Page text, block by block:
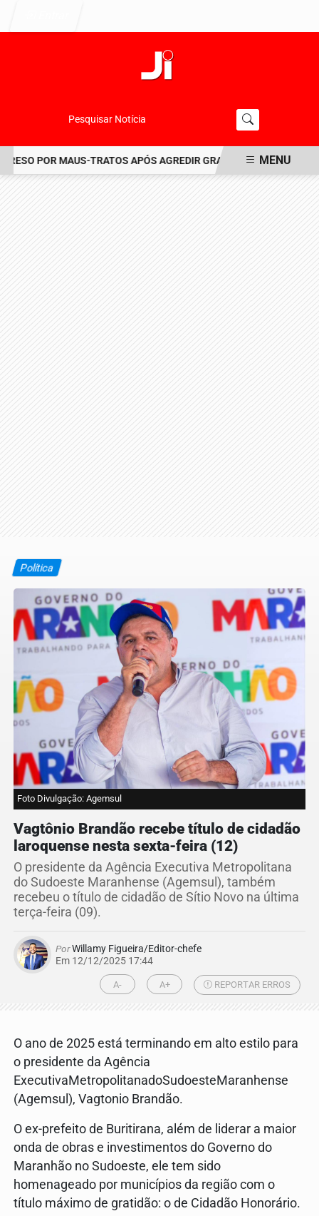
Pesquisar Notícia
POR MAUS-TRATOS APÓS AGREDIR GRAVEMENTE CACHORRO
MENU
Política
Foto Divulgação: Agemsul
Vagtônio Brandão recebe título de cidadão
laroquense nesta sexta-feira (12)
O presidente da Agência Executiva Metropolitana
do Sudoeste Maranhense (Agemsul), também
recebeu o título de cidadão de Sítio Novo na última
terça-feira (09).
PorWillamy Figueira/Editor-chefe
Em 12/12/2025 17:44
A- A+ REPORTAR ERROS
O ano de 2025 está terminando em alto estilo para
o presidente da Agência
ExecutivaMetropolitanadoSudoesteMaranhense
(Agemsul), Vagtonio Brandão.
O ex-prefeito de Buritirana, além de liderar a maior
onda de obras e investimentos do Governo do
Maranhão no Sudoeste, ele tem sido
homenageado por municípios da região com o
título máximo de gratidão: o de Cidadão Honorário.